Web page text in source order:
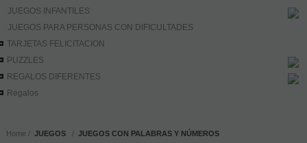
JUEGOS INFANTILES
JUEGOS PARA PERSONAS CON DIFICULTADES
TARJETAS FELICITACION
PUZZLES
REGALOS DIFERENTES
Regalos
Home JUEGOS JUEGOS CON PALABRAS Y NÚMEROS